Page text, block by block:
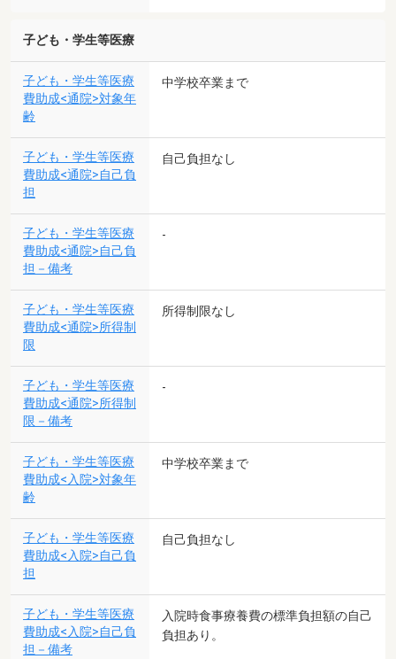
子ども・学生等医療
子ども・学生等医療
費助成<通院>対象年
齢
中学校卒業まで
子ども・学生等医療
費助成<通院>自己負
担
自己負担なし
子ども・学生等医療
費助成<通院>自己負
担－備考
-
子ども・学生等医療
費助成<通院>所得制
限
所得制限なし
子ども・学生等医療
費助成<通院>所得制
限－備考
-
子ども・学生等医療
費助成<入院>対象年
齢
中学校卒業まで
子ども・学生等医療
費助成<入院>自己負
担
自己負担なし
子ども・学生等医療
費助成<入院>自己負
担－備考
入院時食事療養費の標準負担額の自己
負担あり。